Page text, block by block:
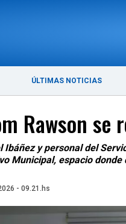
ÚLTIMAS NOTICIAS
Rawson
Ibáñez y personal del
Municipal, espacio
- 09.21.hs